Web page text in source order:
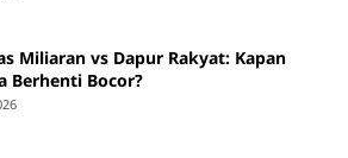
Miliaran vs Dapur Rakyat: Kapan
Berhenti Bocor?